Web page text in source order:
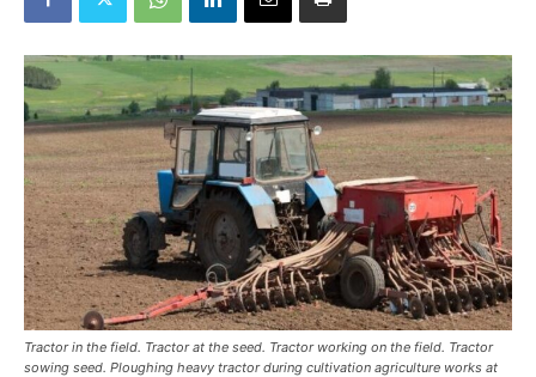
Tractor in the field. Tractor at the seed. Tractor working on the field. Tractor
sowing seed. Ploughing heavy tractor during cultivation agriculture works at